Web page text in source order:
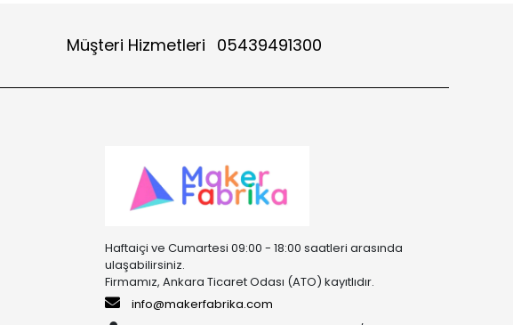
Müşteri Hizmetleri 05439491300
Haftaiçi ve Cumartesi 09:00 - 18:00 saatleri arasında
ulaşabilirsiniz.
Firmamız, Ankara Ticaret Odası (ATO) kayıtlıdır.
info@makerfabrika.com